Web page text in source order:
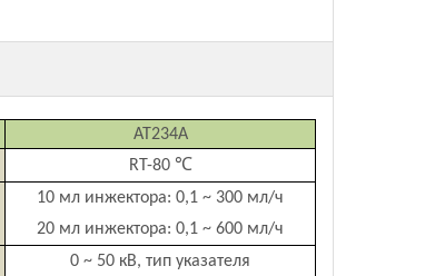
AT234A
RT-80 ℃
10 мл инжектора: 0,1 ~ 300 мл/ч
20 мл инжектора: 0,1 ~ 600 мл/ч
0 ~ 50 кВ, тип указателя